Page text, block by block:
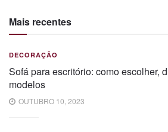
Mais recentes
DECORAÇÃO
Sofá para escritório: como escolher,
modelos
OUTUBRO 10, 2023